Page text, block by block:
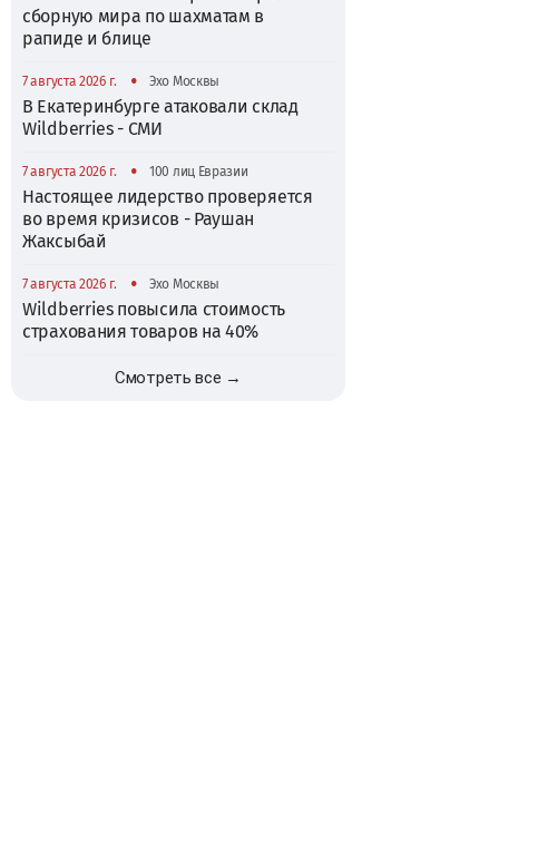
сборную мира по шахматам в
рапиде и блице
7 августа 2026 г. • Эхо Москвы
В Екатеринбурге атаковали склад
Wildberries - СМИ
7 августа 2026 г. • 100 лиц Евразии
Настоящее лидерство проверяется
во время кризисов - Раушан
Жаксыбай
7 августа 2026 г. • Эхо Москвы
Wildberries повысила стоимость
страхования товаров на 40%
Смотреть все →